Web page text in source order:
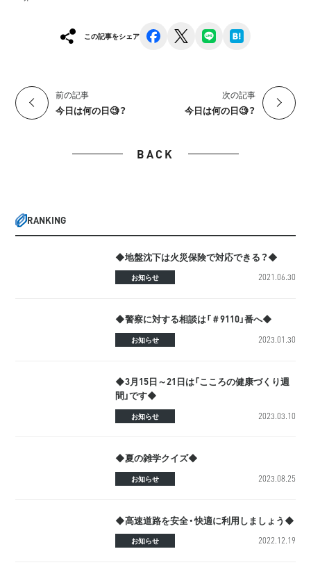
この記事をシェア facebook line
前の記事
今日は何の日🧐？
次の記事
今日は何の日🧐？
BACK
RANKING
◆地盤沈下は火災保険で対応できる？◆
お知らせ 2021.06.30
◆警察に対する相談は「＃9110」番へ◆
お知らせ 2023.01.30
◆3月15日～21日は「こころの健康づくり週
間」です◆
お知らせ 2023.03.10
◆夏の雑学クイズ◆
お知らせ 2023.08.25
◆高速道路を安全・快適に利用しましょう◆
お知らせ 2022.12.19